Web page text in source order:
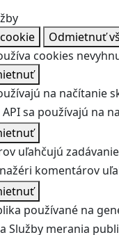
Odmietnuť
cookies
na načítanie
sa používajú na
uľahčujú
komentárov
používané na
Služby merania